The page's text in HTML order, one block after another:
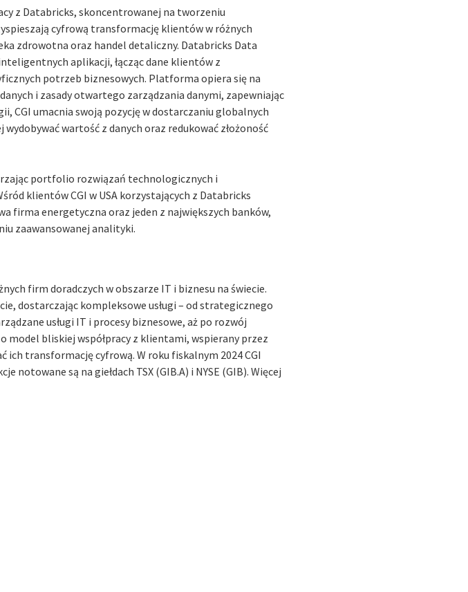
z Databricks, skoncentrowanej na tworzeniu
cyfrową transformację klientów w różnych
zdrowotna oraz handel detaliczny. Databricks Data
aplikacji, łącząc dane klientów z
potrzeb biznesowych. Platforma opiera się na
i zasady otwartego zarządzania danymi, zapewniając
CGI umacnia swoją pozycję w dostarczaniu globalnych
wartość z danych oraz redukować złożoność
portfolio rozwiązań technologicznych i
klientów CGI w USA korzystających z Databricks
firma energetyczna oraz jeden z największych banków,
zaawansowanej analityki.
firm doradczych w obszarze IT i biznesu na świecie.
dostarczając kompleksowe usługi – od strategicznego
usługi IT i procesy biznesowe, aż po rozwój
model bliskiej współpracy z klientami, wspierany przez
transformację cyfrową. W roku fiskalnym 2024 CGI
notowane są na giełdach TSX (GIB.A) i NYSE (GIB). Więcej